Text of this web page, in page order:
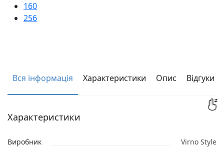
160
256
Вся інформація Характеристики Опис Відгуки
Характеристики
Виробник
Virno Style